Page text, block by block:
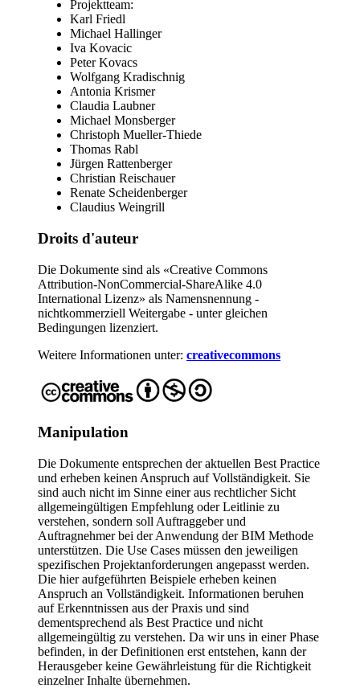
Projektteam:
Karl Friedl
Michael Hallinger
Iva Kovacic
Peter Kovacs
Wolfgang Kradischnig
Antonia Krismer
Claudia Laubner
Michael Monsberger
Christoph Mueller-Thiede
Thomas Rabl
Jürgen Rattenberger
Christian Reischauer
Renate Scheidenberger
Claudius Weingrill
Droits d'auteur
Die Dokumente sind als «Creative Commons
Attribution-NonCommercial-ShareAlike 4.0
International Lizenz» als Namensnennung -
nichtkommerziell Weitergabe - unter gleichen
Bedingungen lizenziert.
Weitere Informationen unter: creativecommons
Manipulation
Die Dokumente entsprechen der aktuellen Best Practice
und erheben keinen Anspruch auf Vollständigkeit. Sie
sind auch nicht im Sinne einer aus rechtlicher Sicht
allgemeingültigen Empfehlung oder Leitlinie zu
verstehen, sondern soll Auftraggeber und
Auftragnehmer bei der Anwendung der BIM Methode
unterstützen. Die Use Cases müssen den jeweiligen
spezifischen Projektanforderungen angepasst werden.
Die hier aufgeführten Beispiele erheben keinen
Anspruch an Vollständigkeit. Informationen beruhen
auf Erkenntnissen aus der Praxis und sind
dementsprechend als Best Practice und nicht
allgemeingültig zu verstehen. Da wir uns in einer Phase
befinden, in der Definitionen erst entstehen, kann der
Herausgeber keine Gewährleistung für die Richtigkeit
einzelner Inhalte übernehmen.